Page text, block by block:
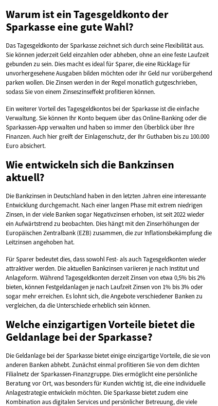
Warum ist ein Tagesgeldkonto der
Sparkasse eine gute Wahl?
Das Tagesgeldkonto der Sparkasse zeichnet sich durch seine Flexibilität aus.
Sie können jederzeit Geld einzahlen oder abheben, ohne an eine feste Laufzeit
gebunden zu sein. Dies macht es ideal für Sparer, die eine Rücklage für
unvorhergesehene Ausgaben bilden möchten oder ihr Geld nur vorübergehend
parken wollen. Die Zinsen werden in der Regel monatlich gutgeschrieben,
sodass Sie von einem Zinseszinseffekt profitieren können.
Ein weiterer Vorteil des Tagesgeldkontos bei der Sparkasse ist die einfache
Verwaltung. Sie können Ihr Konto bequem über das Online-Banking oder die
Sparkassen-App verwalten und haben so immer den Überblick über Ihre
Finanzen. Auch hier greift der Einlagenschutz, der Ihr Guthaben bis zu 100.000
Euro absichert.
Wie entwickeln sich die Bankzinsen
aktuell?
Die Bankzinsen in Deutschland haben in den letzten Jahren eine interessante
Entwicklung durchgemacht. Nach einer langen Phase mit extrem niedrigen
Zinsen, in der viele Banken sogar Negativzinsen erhoben, ist seit 2022 wieder
ein Aufwärtstrend zu beobachten. Dies hängt mit den Zinserhöhungen der
Europäischen Zentralbank (EZB) zusammen, die zur Inflationsbekämpfung die
Leitzinsen angehoben hat.
Für Sparer bedeutet dies, dass sowohl Fest- als auch Tagesgeldkonten wieder
attraktiver werden. Die aktuellen Bankzinsen variieren je nach Institut und
Anlageform. Während Tagesgeldkonten derzeit Zinsen von etwa 0,5% bis 2%
bieten, können Festgeldanlagen je nach Laufzeit Zinsen von 1% bis 3% oder
sogar mehr erreichen. Es lohnt sich, die Angebote verschiedener Banken zu
vergleichen, da die Unterschiede erheblich sein können.
Welche einzigartigen Vorteile bietet die
Geldanlage bei der Sparkasse?
Die Geldanlage bei der Sparkasse bietet einige einzigartige Vorteile, die sie von
anderen Banken abhebt. Zunächst einmal profitieren Sie von dem dichten
Filialnetz der Sparkassen-Finanzgruppe. Dies ermöglicht eine persönliche
Beratung vor Ort, was besonders für Kunden wichtig ist, die eine individuelle
Anlagestrategie entwickeln möchten. Die Sparkasse bietet zudem eine
Kombination aus digitalen Services und persönlicher Betreuung, die viele